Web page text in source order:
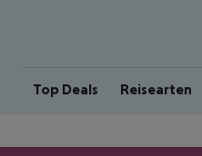
Top Deals Reisearten